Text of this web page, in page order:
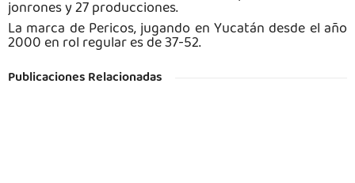
jonrones y 27 producciones.
La marca de Pericos, jugando en Yucatán desde el año
2000 en rol regular es de 37-52.
Publicaciones Relacionadas